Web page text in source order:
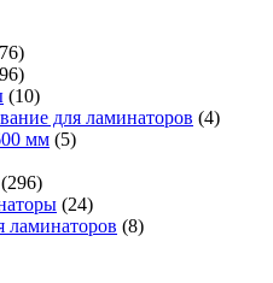
(10)
для ламинаторов (4)
мм (5)
(296)
(24)
ламинаторов (8)